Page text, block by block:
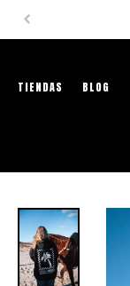
TIENDAS BLOG